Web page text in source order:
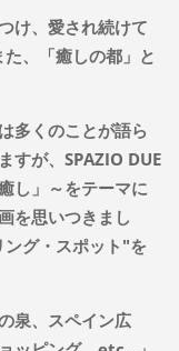
け、愛され続けて
、「癒しの都」と
多くのことが語ら
すが、SPAZIO DUE
し」～をテーマに
を思いつきまし
グ・スポット"を
泉、スペイン広